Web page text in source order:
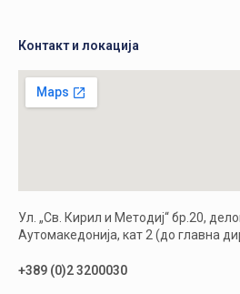
Контакт и локација
Ул. „Св. Кирил и Методиј“ бр.20,
Аутомакедонија, кат 2 (до главна
+389 (0)2 3200030